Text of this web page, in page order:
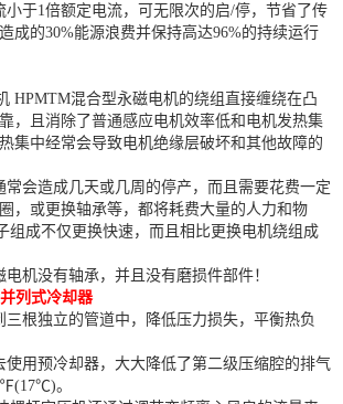
小于1倍额定电流，可无限次的启/停，节省了传
成的30%能源浪费并保持高达96%的持续运行
HPMTM混合型永磁电机的绕组直接缠绕在凸
，且消除了普通感应电机效率低和电机发热集
集中经常会导致电机绝缘层破坏和其他故障的
常会造成几天或几周的停产，而且需要花费一定
，或更换轴承等，都将耗费大量的人力和物
组成不仅更换快速，而且相比更换电机绕组成
机没有轴承，并且没有磨损件部件！
列式冷却器
三根独立的管道中，降低压力损失，平衡热负
使用预冷却器，大大降低了第二级压缩腔的排气
。